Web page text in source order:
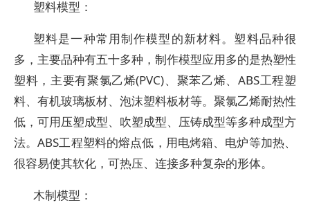
塑料模型：
塑料是一种常用制作模型的新材料。塑料品种很
多，主要品种有五十多种，制作模型应用多的是热塑性
塑料，主要有聚氯乙烯(PVC)、聚苯乙烯、ABS工程塑
料、有机玻璃板材、泡沫塑料板材等。聚氯乙烯耐热性
低，可用压塑成型、吹塑成型、压铸成型等多种成型方
法。ABS工程塑料的熔点低，用电烤箱、电炉等加热、
很容易使其软化，可热压、连接多种复杂的形体。
木制模型：